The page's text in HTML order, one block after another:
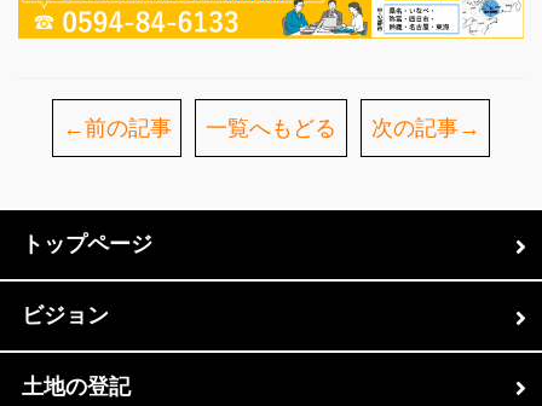
←前の記事 一覧へもどる 次の記事→
トップページ
ビジョン
土地の登記